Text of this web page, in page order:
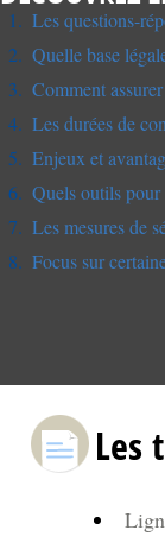
Les questions-
Quelle base
Comment
Les durées de
Enjeux et
Quels outils pour
Les mesures de
Focus sur
Les